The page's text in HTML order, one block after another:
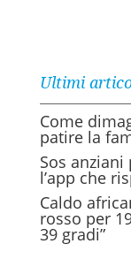
Ultimi
Come
patire la
Sos
l’app che
Caldo
rosso per
39 gradi”